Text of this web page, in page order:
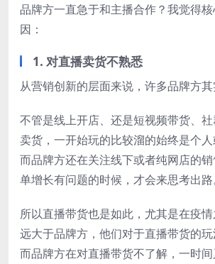
品牌方一直急于和主播合作？我觉得
因：
1. 对直播卖货不熟悉
从营销创新的层面来说，许多品牌方其
不管是线上开店、还是短视频带货、
卖货，一开始玩的比较溜的始终是个人
而品牌方还在关注线下或者纯网店的
单增长有问题的时候，才会来思考出路
所以直播带货也是如此，尤其是在疫
远大于品牌方，他们对于直播带货的玩
而品牌方在对直播带货不了解，一时